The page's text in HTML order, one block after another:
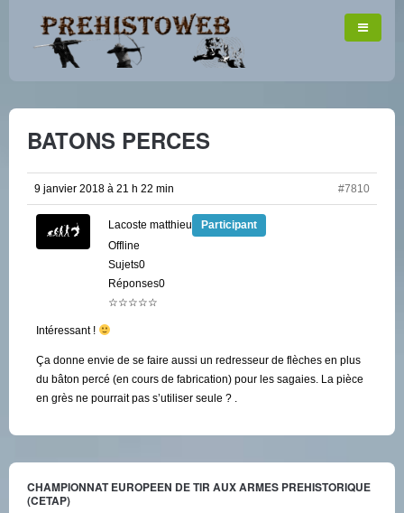
BATONS PERCES
9 janvier 2018 à 21 h 22 min #7810
Lacoste matthieu
Participant
Offline
Sujets0
Réponses0
☆☆☆☆☆
Intéressant !
Ça donne envie de se faire aussi un redresseur de flèches en plus
du bâton percé (en cours de fabrication) pour les sagaies. La pièce
en grès ne pourrait pas s’utiliser seule ? .
CHAMPIONNAT EUROPEEN DE TIR AUX ARMES PREHISTORIQUE
(CETAP)